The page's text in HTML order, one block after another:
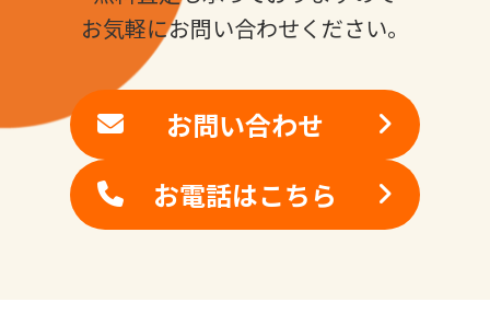
お気軽にお問い合わせください。
お問い合わせ
お電話はこちら